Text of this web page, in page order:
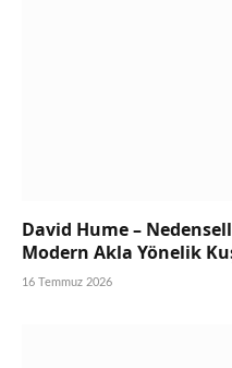
David Hume –
Modern Akla Yönelik
16 Temmuz 2026